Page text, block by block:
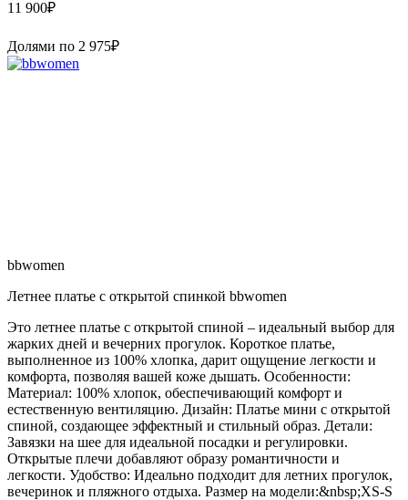
11 900₽
Долями по 2 975₽
bbwomen
Летнее платье с открытой спинкой bbwomen
Это летнее платье с открытой спиной – идеальный выбор для
жарких дней и вечерних прогулок. Короткое платье,
выполненное из 100% хлопка, дарит ощущение легкости и
комфорта, позволяя вашей коже дышать. Особенности:
Материал: 100% хлопок, обеспечивающий комфорт и
естественную вентиляцию. Дизайн: Платье мини с открытой
спиной, создающее эффектный и стильный образ. Детали:
Завязки на шее для идеальной посадки и регулировки.
Открытые плечи добавляют образу романтичности и
легкости. Удобство: Идеально подходит для летних прогулок,
вечеринок и пляжного отдыха. Размер на модели:&nbsp;XS-S